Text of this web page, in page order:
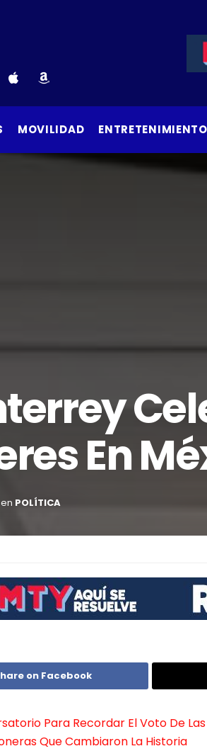
MOVILIDAD ENTRETENIMIENTO
En
en POLÍTICA
on Facebook
Para Recordar El Voto De
Que Cambiaron La Historia